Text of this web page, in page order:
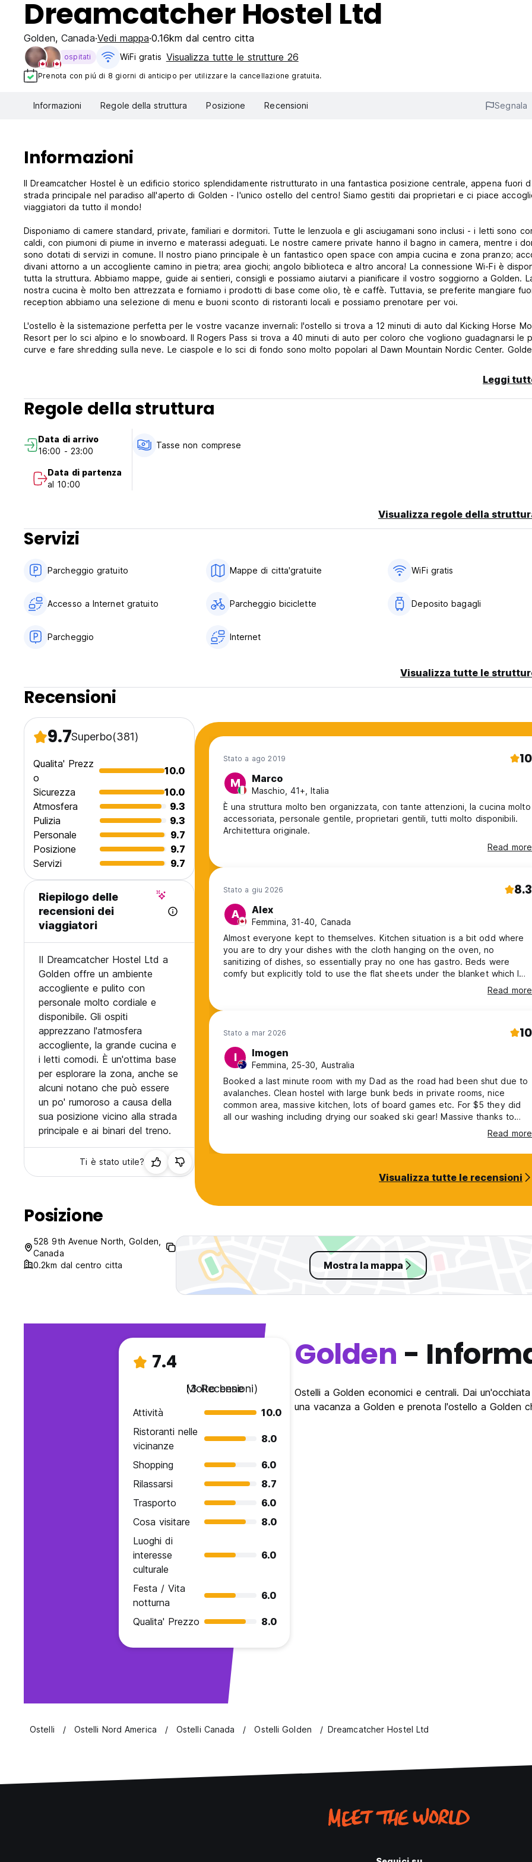
Dreamcatcher Hostel Ltd
Golden, Canada Vedi mappa 0.16km dal centro citta
ospitati WiFi gratis Visualizza tutte le strutture 26
Prenota con piú di 8 giorni di anticipo per utilizzare la cancellazione gratuita.
Informazioni Regole della struttura Posizione Recensioni Segnala
Informazioni
Il Dreamcatcher Hostel è un edificio storico splendidamente ristrutturato in una fantastica posizione centrale, appena fuori
strada principale nel paradiso all'aperto di Golden - l'unico ostello del centro! Siamo gestiti dai proprietari e ci piace
viaggiatori da tutto il mondo!
Disponiamo di camere standard, private, familiari e dormitori. Tutte le lenzuola e gli asciugamani sono inclusi - i letti sono
caldi, con piumoni di piume in inverno e materassi adeguati. Le nostre camere private hanno il bagno in camera, mentre i
sono dotati di servizi in comune. Il nostro piano principale è un fantastico open space con ampia cucina e zona pranzo;
divani attorno a un accogliente camino in pietra; area giochi; angolo biblioteca e altro ancora! La connessione Wi-Fi è
tutta la struttura. Abbiamo mappe, guide ai sentieri, consigli e possiamo aiutarvi a pianificare il vostro soggiorno a Golden.
nostra cucina è molto ben attrezzata e forniamo i prodotti di base come olio, tè e caffè. Tuttavia, se preferite mangiare
reception abbiamo una selezione di menu e buoni sconto di ristoranti locali e possiamo prenotare per voi.
L'ostello è la sistemazione perfetta per le vostre vacanze invernali: l'ostello si trova a 12 minuti di auto dal Kicking Horse
Resort per lo sci alpino e lo snowboard. Il Rogers Pass si trova a 40 minuti di auto per coloro che vogliono guadagnarsi le
curve e fare shredding sulla neve. Le ciaspole e lo sci di fondo sono molto popolari al Dawn Mountain Nordic Center.
Disponiamo di una struttura eccellente per gli avventurieri invernali, con un deposito sicuro per sci e tavole, una stanza per
l'asciugatura degli scarponi, rastrelliere per indumenti bagnati, guanti e pelli e un tavolo per l'accordatura. L'inverno è la
stagione preferita e capirete perché quando arriverete qui! Venite a Golden e vivete i vostri sogni!
Per chi arriva in auto abbiamo un ampio parcheggio gratuito a fianco; per chi arriva in autobus, abbiamo un servizio di
gratuito. Si prega di chiamare o inviare un'e-mail in anticipo per organizzare il tutto.
Non siamo un ostello per feste, ma piuttosto una base rilassante per avventurieri e appassionati di outdoor.
dati completi della carta di credito non ci vengano trasmessi da Hostelworld, il cliente verrà contattato direttamente per
questo codice. La mancata comunicazione potrebbe comportare la cancellazione della prenotazione. Si prega di notare
non si riceve alcuna comunicazione, la prenotazione è attiva e confermata. (Auto-translated from original language)
Leggi
Regole della struttura
Data di arrivo
16:00 - 23:00
Data di partenza
al 10:00
Tasse non comprese
Visualizza regole della
Servizi
Parcheggio gratuito Mappe di citta'gratuite WiFi gratis
Accesso a Internet gratuito Parcheggio biciclette Deposito bagagli
Parcheggio Internet
Visualizza tutte le
Recensioni
9.7Superbo(381)
Qualita' Prezz
o
10.0
Sicurezza
10.0
Atmosfera
9.3
Pulizia
9.3
Personale
9.7
Posizione
9.7
Servizi
9.7
Riepilogo delle
recensioni dei
viaggiatori
Il Dreamcatcher Hostel Ltd a
Golden offre un ambiente
accogliente e pulito con
personale molto cordiale e
disponibile. Gli ospiti
apprezzano l'atmosfera
accogliente, la grande cucina e
i letti comodi. È un'ottima base
per esplorare la zona, anche se
alcuni notano che può essere
un po' rumoroso a causa della
sua posizione vicino alla strada
principale e ai binari del treno.
Ti è stato utile?
Stato a ago 2019 10
M Marco
Maschio, 41+, Italia
È una struttura molto ben organizzata, con tante attenzioni, la cucina molto
accessoriata, personale gentile, proprietari gentili, tutti molto disponibili.
Architettura originale.
Read more
Stato a giu 2026 8.3
A Alex
Femmina, 31-40, Canada
Almost everyone kept to themselves. Kitchen situation is a bit odd where
you are to dry your dishes with the cloth hanging on the oven, no
sanitizing of dishes, so essentially pray no one has gastro. Beds were
comfy but explicitly told to use the flat sheets under the blanket which I
can only assume means they’re not washing the blankets between guests.
Read more
Stato a mar 2026 10
I Imogen
Femmina, 25-30, Australia
Booked a last minute room with my Dad as the road had been shut due to
avalanches. Clean hostel with large bunk beds in private rooms, nice
common area, massive kitchen, lots of board games etc. For $5 they did
all our washing including drying our soaked ski gear! Massive thanks to
Read more
Visualizza tutte le recensioni
Posizione
528 9th Avenue North, Golden,
Canada
0.2km dal centro citta
Mostra la mappa
7.4
Molto bene
(3 Recensioni)
Attività
10.0
Ristoranti nelle
vicinanze
8.0
Shopping
6.0
Rilassarsi
8.7
Trasporto
6.0
Cosa visitare
8.0
Luoghi di
interesse
culturale
6.0
Festa / Vita
notturna
6.0
Qualita' Prezzo 8.0
Golden -
Ostelli a Golden economici e centrali. Dai
una vacanza a Golden e prenota l'ostello a Golden
Ostelli Ostelli Nord America Ostelli Canada Ostelli Golden Dreamcatcher Hostel Ltd